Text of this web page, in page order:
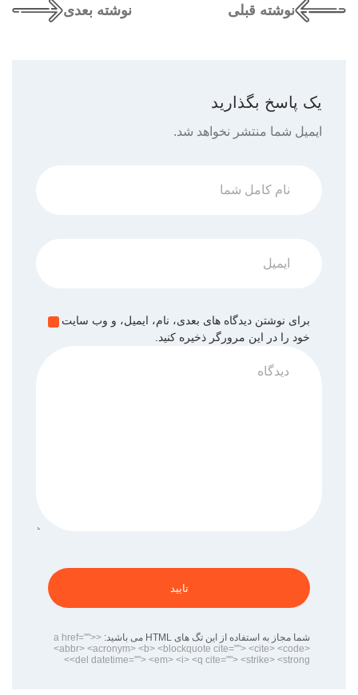
نوشته قبلی نوشته بعدی
یک پاسخ بگذارید
ایمیل شما منتشر نخواهد شد.
برای نوشتن دیدگاه های بعدی، نام، ایمیل، و وب سایت
خود را در این مرورگر ذخیره کنید.
تایید
شما مجاز به استفاده از این تگ های HTML می باشید:
<a href="">
<abbr> <acronym> <b> <blockquote cite=""> <cite> <code>
<del datetime=""> <em> <i> <q cite=""> <strike> <strong>